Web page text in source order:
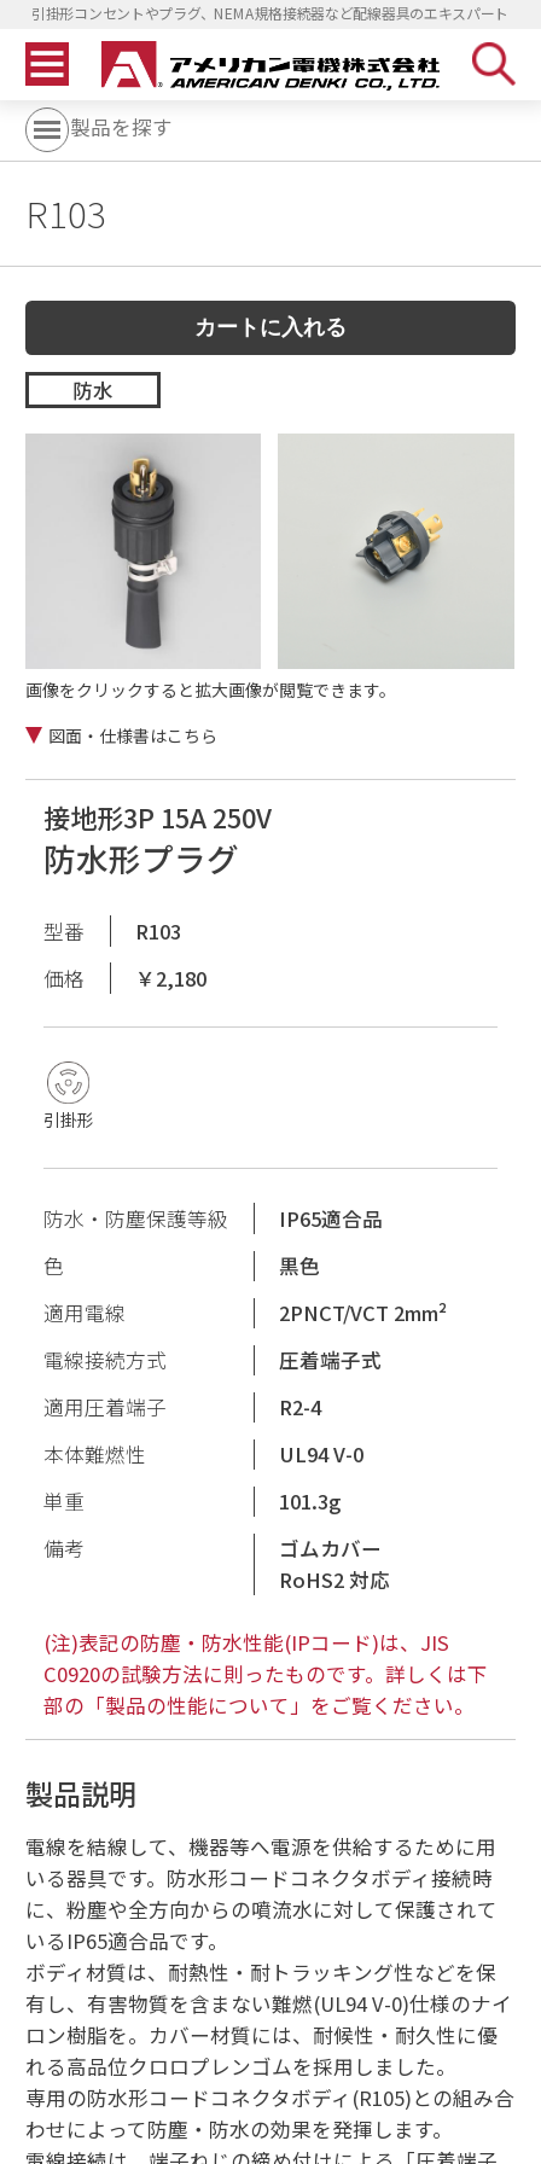
引掛形コンセントやプラグ、NEMA規格接続器など配線器具のエキスパート
製品を探す
R103
防水
画像をクリックすると拡大画像が閲覧できます。
図面・仕様書はこちら
接地形3P 15A 250V
防水形プラグ
型番
R103
価格
￥2,180
引掛形
防水・防塵保護等級
IP65適合品
色
黒色
適用電線
2PNCT/VCT 2mm²
電線接続方式
圧着端子式
適用圧着端子
R2-4
本体難燃性
UL94 V-0
単重
101.3g
備考
ゴムカバー
RoHS2 対応
(注)表記の防塵・防水性能(IPコード)は、JIS
C0920の試験方法に則ったものです。詳しくは下
部の「製品の性能について」をご覧ください。
製品説明
電線を結線して、機器等へ電源を供給するために用
いる器具です。防水形コードコネクタボディ接続時
に、粉塵や全方向からの噴流水に対して保護されて
いるIP65適合品です。
ボディ材質は、耐熱性・耐トラッキング性などを保
有し、有害物質を含まない難燃(UL94 V-0)仕様のナイ
ロン樹脂を。カバー材質には、耐候性・耐久性に優
れる高品位クロロプレンゴムを採用しました。
専用の防水形コードコネクタボディ(R105)との組み合
わせによって防塵・防水の効果を発揮します。